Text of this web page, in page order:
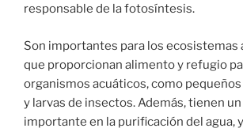
responsable de la fotosíntesis.
Son importantes para los ecosistemas
que proporcionan alimento y refugio
organismos acuáticos, como
y larvas de insectos. Además, tienen
importante en la purificación del agua,